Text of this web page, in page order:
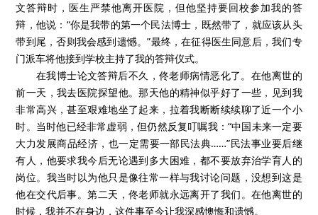
文答辩时，医生严禁他离开医院，但他坚持要回校参加我的答
辩，他说：“你是我带的第一个民法博士，既然带了，就应该从头
带到尾，否则我会感到遗憾。”最终，在征得医生同意后，我们专
门派车将他接到学校主持了我的答辩仪式。
在我博士论文答辩后不久，佟老师病情恶化了。在他离世的
前一天，我去医院探望他。那天他的精神似乎好了一些，见到我
非常高兴，甚至艰难地坐了起来，拉着我断断续续聊了近一个小
时。当时他已经非常虚弱，但仍然反复叮嘱我：“中国未来一定要
大力发展商品经济，也一定需要一部民法典……”民法事业要后继
有人，他要求我今后无论遇到多大困难，都不要放弃治学育人的
岗位。我当时以为他只是像往常一样与我讨论问题，没想到这是
他在交代后事。第二天，佟老师就永远离开了我们。在他离世的
时候，我并不在身边，这件事至今让我深感懊悔和遗憾。